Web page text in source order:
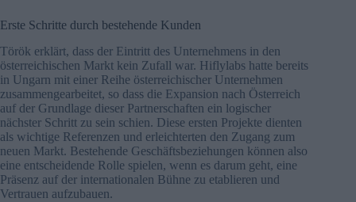
Erste Schritte durch bestehende Kunden
Török erklärt, dass der Eintritt des Unternehmens in den
österreichischen Markt kein Zufall war. Hiflylabs hatte bereits
in Ungarn mit einer Reihe österreichischer Unternehmen
zusammengearbeitet, so dass die Expansion nach Österreich
auf der Grundlage dieser Partnerschaften ein logischer
nächster Schritt zu sein schien. Diese ersten Projekte dienten
als wichtige Referenzen und erleichterten den Zugang zum
neuen Markt. Bestehende Geschäftsbeziehungen können also
eine entscheidende Rolle spielen, wenn es darum geht, eine
Präsenz auf der internationalen Bühne zu etablieren und
Vertrauen aufzubauen.